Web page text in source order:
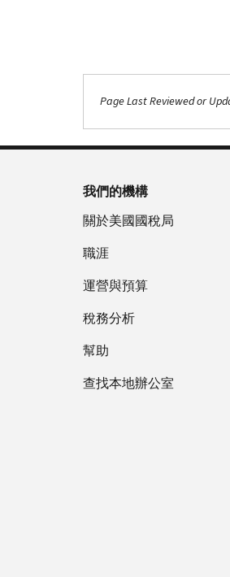
Page Last Reviewed or
我們的機構
關於美國國稅局
職涯
運營與預算
稅務分析
幫助
查找本地辦公室